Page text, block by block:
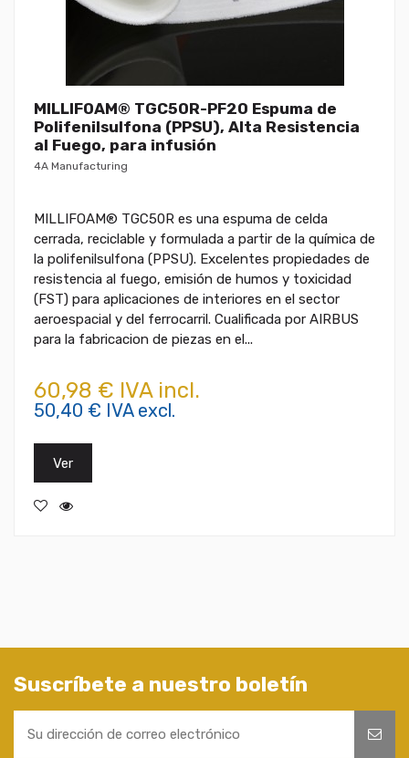
MILLIFOAM® TGC50R-PF20 Espuma de
Polifenilsulfona (PPSU), Alta Resistencia
al Fuego, para infusión
4A Manufacturing
MILLIFOAM® TGC50R es una espuma de celda
cerrada, reciclable y formulada a partir de la química de
la polifenilsulfona (PPSU). Excelentes propiedades de
resistencia al fuego, emisión de humos y toxicidad
(FST) para aplicaciones de interiores en el sector
aeroespacial y del ferrocarril. Cualificada por AIRBUS
para la fabricacion de piezas en el...
60,98 € IVA incl.
50,40 € IVA excl.
Ver
Suscríbete a nuestro boletín